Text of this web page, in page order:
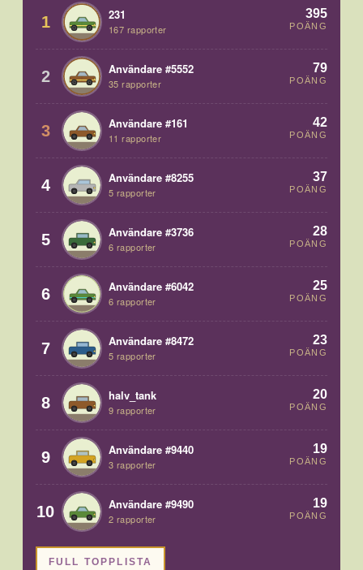
1 231
167 rapporter
395
POÄNG
2 Användare #5552
35 rapporter
79
POÄNG
3 Användare #161
11 rapporter
42
POÄNG
4 Användare #8255
5 rapporter
37
POÄNG
5 Användare #3736
6 rapporter
28
POÄNG
6 Användare #6042
6 rapporter
25
POÄNG
7 Användare #8472
5 rapporter
23
POÄNG
8 halv_tank
9 rapporter
20
POÄNG
9 Användare #9440
3 rapporter
19
POÄNG
10 Användare #9490
2 rapporter
19
POÄNG
FULL TOPPLISTA